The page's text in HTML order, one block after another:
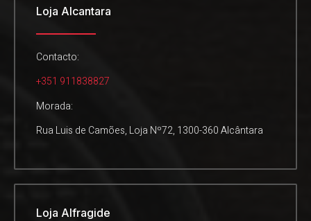
Loja Alcantara
Contacto:
+351 911838827
Morada:
Rua Luis de Camões, Loja Nº72, 1300-360 Alcântara
Loja Alfragide